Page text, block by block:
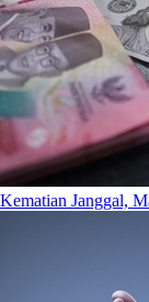
Kematian Janggal,